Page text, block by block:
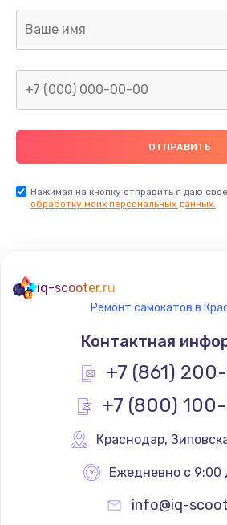
Заказать
Ремонт капиллярной
400 руб.
Заказать
Замена
1200 руб.
Заказать
Замена реле
Замена
700 руб.
Нажимая на кнопку отправить я даю свое
обработку моих персональных данных.
iq-scooter.ru
Ремонт самокатов в
Контактная
+7 (861)
+7 (800)
Краснодар,
Ежедневно с 9:00
info@iq-